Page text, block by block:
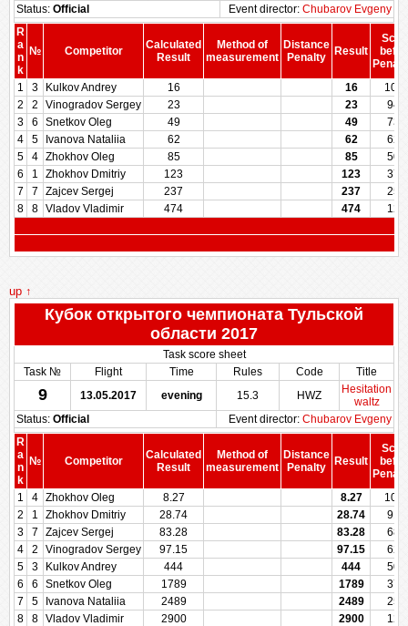
Status: Official Event director: Chubarov Evgeny
R
a
n
k
№ Competitor
Calculated
Result
Method of
measurement
Distance
Penalty
Result
1
3 Kulkov Andrey 16 16
2
2 Vinogradov Sergey 23 23
943
3
6 Snetkov Oleg 49 49
731
4
5 Ivanova Nataliia 62 62
625
5
4 Zhokhov Oleg 85 85
500
6
1 Zhokhov Dmitriy 123 123
375
7
7 Zajcev Sergej 237 237
250
8
8 Vladov Vladimir 474 474 125
up ↑
Кубок открытого чемпионата Тульской
области 2017
Task score sheet
Task №
Flight Time Rules Code Title
9 13.05.2017 evening 15.3 HWZ
Hesitation
waltz
Status: Official Event director: Chubarov Evgeny
R
a
n
k
№ Competitor
Calculated
Result
Method of
measurement
Distance
Penalty
Result
1
4 Zhokhov Oleg 8.27 8.27
2
1 Zhokhov Dmitriy 28.74 28.74
914
3
7 Zajcev Sergej 83.28 83.28
684
4
2 Vinogradov Sergey 97.15 97.15
625
5
3 Kulkov Andrey 444 444
500
6
6 Snetkov Oleg 1789 1789
375
7
5 Ivanova Nataliia 2489 2489
250
8
8 Vladov Vladimir 2900 2900 125